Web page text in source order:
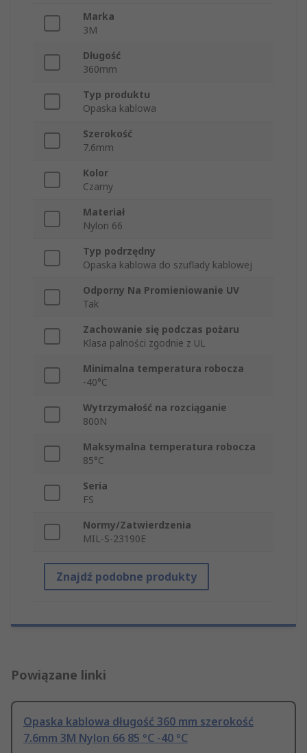
Marka
3M
Długość
360mm
Typ produktu
Opaska kablowa
Szerokość
7.6mm
Kolor
Czarny
Materiał
Nylon 66
Typ podrzędny
Opaska kablowa do szuflady kablowej
Odporny Na Promieniowanie UV
Tak
Zachowanie się podczas pożaru
Klasa palności zgodnie z UL
Minimalna temperatura robocza
-40°C
Wytrzymałość na rozciąganie
800N
Maksymalna temperatura robocza
85°C
Seria
FS
Normy/Zatwierdzenia
MIL-S-23190E
Znajdź podobne produkty
Powiązane linki
Opaska kablowa długość 360 mm szerokość
7.6mm 3M Nylon 66 85 °C -40 °C